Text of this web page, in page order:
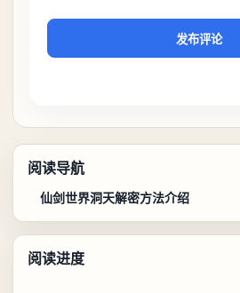
发布评论
阅读导航
仙剑世界洞天解密方法介绍
阅读进度